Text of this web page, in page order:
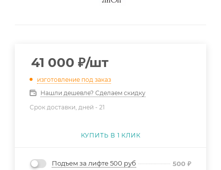
41 000 ₽/шт
изготовление под заказ
Нашли дешевле? Сделаем скидку
Срок доставки, дней - 21
КУПИТЬ В 1 КЛИК
Подъем за лифте 500 руб 500 ₽